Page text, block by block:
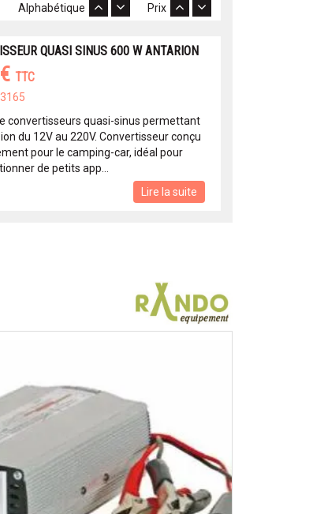
Prix
Alphabétique
QUASI SINUS 600 W ANTARION
TTC
convertisseurs quasi-sinus permettant
du 12V au 220V. Convertisseur conçu
pour le camping-car, idéal pour
de petits app...
Lire la suite